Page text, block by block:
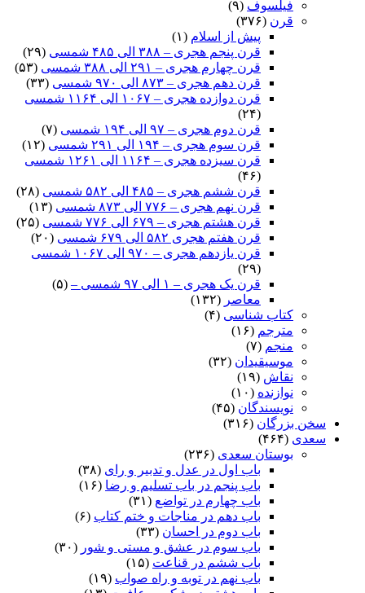
فیلسوف (۹)
قرن (۳۷۶)
پیش از اسلام (۱)
قرن پنجم هجری – ۳۸۸ الی ۴۸۵ شمسی
(۲۹)
قرن چهارم هجری – ۲۹۱ الی ۳۸۸ شمسی
(۵۳)
قرن دهم هجری – ۸۷۳ الی ۹۷۰ شمسی
(۳۳)
قرن دوازده هجری – ۱۰۶۷ الی ۱۱۶۴ شمسی
(۲۴)
قرن دوم هجری – ۹۷ الی ۱۹۴ شمسی
(۷)
قرن سوم هجری – ۱۹۴ الی ۲۹۱ شمسی
(۱۲)
قرن سیزده هجری – ۱۱۶۴ الی ۱۲۶۱ شمسی
(۴۶)
قرن ششم هجری – ۴۸۵ الی ۵۸۲ شمسی
(۲۸)
قرن نهم هجری – ۷۷۶ الی ۸۷۳ شمسی
(۱۳)
قرن هشتم هجری – ۶۷۹ الی ۷۷۶ شمسی
(۲۵)
قرن هفتم هجری ۵۸۲ الی ۶۷۹ شمسی
(۲۰)
قرن یازدهم هجری – ۹۷۰ الی ۱۰۶۷ شمسی
(۲۹)
قرن یک هجری – ۱ الی ۹۷ شمسی –
(۵)
معاصر (۱۳۲)
کتاب شناسی (۴)
مترجم (۱۶)
منجم (۷)
موسیقیدان (۳۲)
نقاش (۱۹)
نوازنده (۱۰)
نویسندگان (۴۵)
سخن بزرگان (۳۱۶)
سعدی (۴۶۴)
بوستان سعدی (۲۳۶)
باب اول در عدل و تدبیر و رای (۳۸)
باب پنجم در باب تسلیم و رضا (۱۶)
باب چهارم در تواضع (۳۱)
باب دهم در مناجات و ختم کتاب (۶)
باب دوم در احسان (۳۳)
باب سوم در عشق و مستی و شور (۳۰)
باب ششم در قناعت (۱۵)
باب نهم در توبه و راه صواب (۱۹)